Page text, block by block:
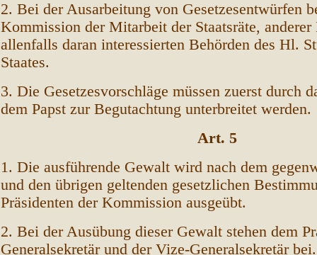
2. Bei der Ausarbeitung von Gesetzesentwürfen
Kommission der Mitarbeit der Staatsräte, anderer
allenfalls daran interessierten Behörden des Hl.
Staates.
3. Die Gesetzesvorschläge müssen zuerst durch
dem Papst zur Begutachtung unterbreitet werden.
Art. 5
1. Die ausführende Gewalt wird nach dem
und den übrigen geltenden gesetzlichen
Präsidenten der Kommission ausgeübt.
2. Bei der Ausübung dieser Gewalt stehen dem
Generalsekretär und der Vize-Generalsekretär